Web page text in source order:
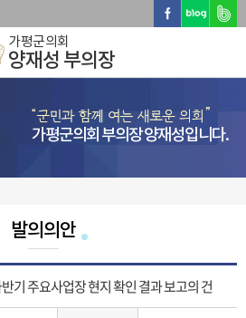
가평군의회
양재성 부의장
가평군의회 부의장 양재성입니다.
발의의안
기 주요사업장 현지 확인 결과 보고의 건